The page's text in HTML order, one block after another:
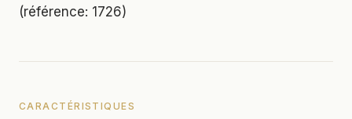
(référence: 1726)
CARACTÉRISTIQUES